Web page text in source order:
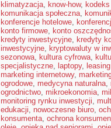
klimatyzacja, know-how,
komunikacja społeczna,
konferencje hotelowe,
konto firmowe, konto
kredyty inwestycyjne, kredyty
inwestycyjne, kryptowaluty w
sezonowa, kultura cyfrowa,
specjalistyczne, laptopy,
marketing internetowy,
ogrodowe, medycyna naturalna,
ogrodnictwo, mikroekonomia,
monitoring rynku inwestycji,
edukacji, nowoczesne biuro,
konsumenta, ochrona